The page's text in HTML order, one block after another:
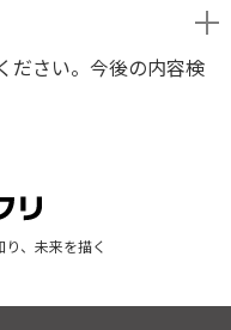
ださい。今後の内容検
、未来を描く